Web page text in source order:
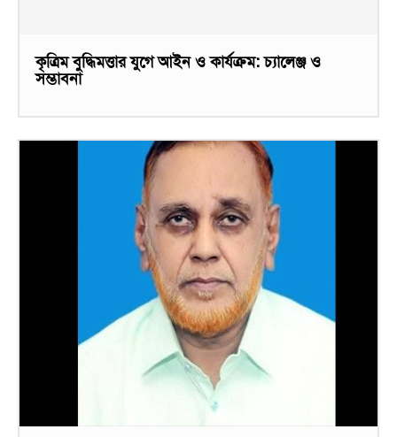
কৃত্রিম বুদ্ধিমত্তার যুগে আইন ও কার্যক্রম: চ্যালেঞ্জ ও
সম্ভাবনা